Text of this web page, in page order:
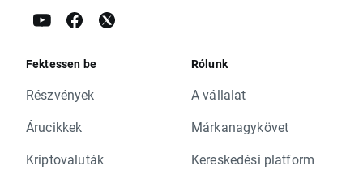
Fektessen be
Részvények
Árucikkek
Kriptovaluták
Rólunk
A vállalat
Márkanagykövet
Kereskedési platform